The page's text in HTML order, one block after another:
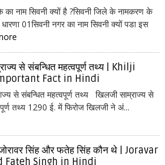
का नाम सिवनी क्यों है ?सिवनी जिले के नामकरण के
01सिवनी नगर का नाम सिवनी क्यों पडा इस
से संबन्धित महत्वपूर्ण तथ्य | Khilji
Fact in Hindi
से संबन्धित महत्वपूर्ण तथ्य खिलजी साम्राज्य से
तथ्य 1290 ई. में फिरोज खिलजी ने अं...
जोरावर सिंह और फतेह सिंह कौन थे | Joravar
Fateh Singh in Hindi